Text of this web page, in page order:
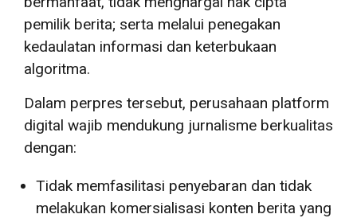
pemilik berita; serta melalui penegakan
kedaulatan informasi dan keterbukaan
algoritma.
Dalam perpres tersebut, perusahaan platform
digital wajib mendukung jurnalisme berkualitas
dengan:
Tidak memfasilitasi penyebaran dan tidak
melakukan komersialisasi konten berita yang